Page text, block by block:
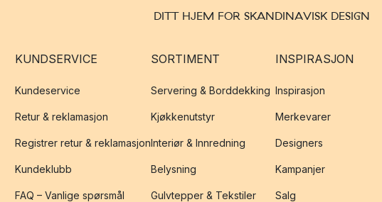
DITT HJEM FOR SKANDINAVISK DESIGN
KUNDSERVICE
Kundeservice
Retur & reklamasjon
Registrer retur & reklamasjon
Kundeklubb
FAQ – Vanlige spørsmål
SORTIMENT
Servering & Borddekking
Kjøkkenutstyr
Interiør & Innredning
Belysning
Gulvtepper & Tekstiler
INSPIRASJON
Inspirasjon
Merkevarer
Designers
Kampanjer
Salg